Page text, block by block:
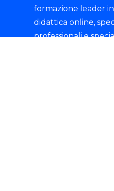
formazione leader
didattica online,
professionali e